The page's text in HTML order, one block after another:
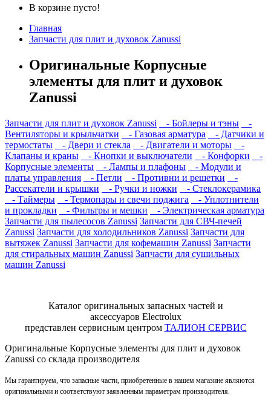
В корзине пусто!
Главная
Запчасти для плит и духовок Zanussi
Оригинальные Корпусные
элементы для плит и духовок
Zanussi
Запчасти для плит и духовок Zanussi - Бойлеры и тэны
-
Вентиляторы и крыльчатки
- Газовая арматура
- Датчики и
термостаты
- Двери и стекла - Двигатели и моторы
-
Клапаны и краны
- Кнопки и выключатели - Конфорки
-
Корпусные элементы
- Лампы и плафоны
- Модули и
платы управления
- Петли - Противни и решетки
-
Рассекатели и крышки
- Ручки и ножки
- Стеклокерамика
- Таймеры
- Термопары и свечи поджига
- Уплотнители
и прокладки
- Фильтры и мешки
- Электрическая арматура
Запчасти для пылесосов Zanussi Запчасти для СВЧ-печей
Zanussi Запчасти для холодильников Zanussi Запчасти для
вытяжек Zanussi Запчасти для кофемашин Zanussi Запчасти
для стиральных машин Zanussi Запчасти для сушильных
машин Zanussi
Каталог оригинальных запасных частей и
аксессуаров Electrolux
представлен сервисным центром ТАЛИОН СЕРВИС
Оригинальные Корпусные элементы для плит и духовок
Zanussi со склада производителя
Мы гарантируем, что запасные части, приобретенные в нашем магазине являются
оригинальными и соответствуют заявленным параметрам производителя.